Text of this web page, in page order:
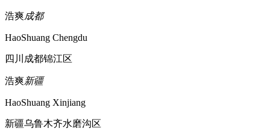
浩爽成都
HaoShuang Chengdu
四川成都锦江区
浩爽新疆
HaoShuang Xinjiang
新疆乌鲁木齐水磨沟区